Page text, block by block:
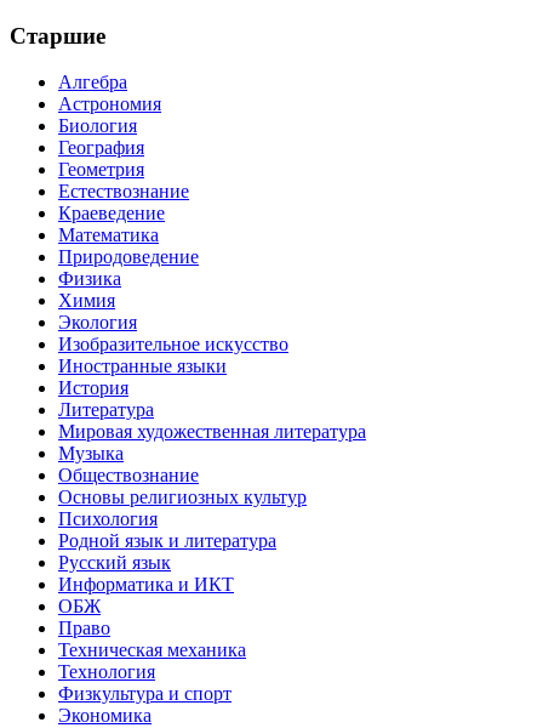
Старшие
Алгебра
Астрономия
Биология
География
Геометрия
Естествознание
Краеведение
Математика
Природоведение
Физика
Химия
Экология
Изобразительное искусство
Иностранные языки
История
Литература
Мировая художественная литература
Музыка
Обществознание
Основы религиозных культур
Психология
Родной язык и литература
Русский язык
Информатика и ИКТ
ОБЖ
Право
Техническая механика
Технология
Физкультура и спорт
Экономика